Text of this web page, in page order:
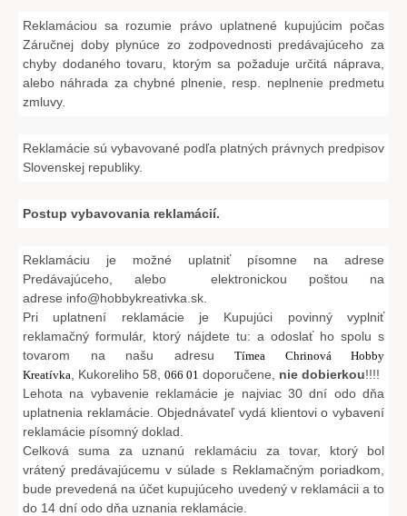
Reklamáciou sa rozumie právo uplatnené kupujúcim počas
Záručnej doby plynúce zo zodpovednosti predávajúceho za
chyby dodaného tovaru, ktorým sa požaduje určitá náprava,
alebo náhrada za chybné plnenie, resp. neplnenie predmetu
zmluvy.
Reklamácie sú vybavované podľa platných právnych predpisov
Slovenskej republiky.
Postup vybavovania reklamácií.
Reklamáciu je možné uplatniť písomne na adrese
Predávajúceho, alebo elektronickou poštou na
adrese info@hobbykreativka.sk
Pri uplatnení reklamácie je Kupujúci povinný vyplniť
reklamačný formulár, ktorý nájdete tu: a odoslať ho spolu s
tovarom na našu adresu Tímea Chrinová Hobby
Kreatívka , Kukoreliho 58, 066 01 doporučene, nie dobierkou!!!!
Lehota na vybavenie reklamácie je najviac 30 dní odo dňa
uplatnenia reklamácie. Objednávateľ vydá klientovi o vybavení
reklamácie písomný doklad.
Celková suma za uznanú reklamáciu za tovar, ktorý bol
vrátený predávajúcemu v súlade s Reklamačným poriadkom,
bude prevedená na účet kupujúceho uvedený v reklamácii a to
do 14 dní odo dňa uznania reklamácie.